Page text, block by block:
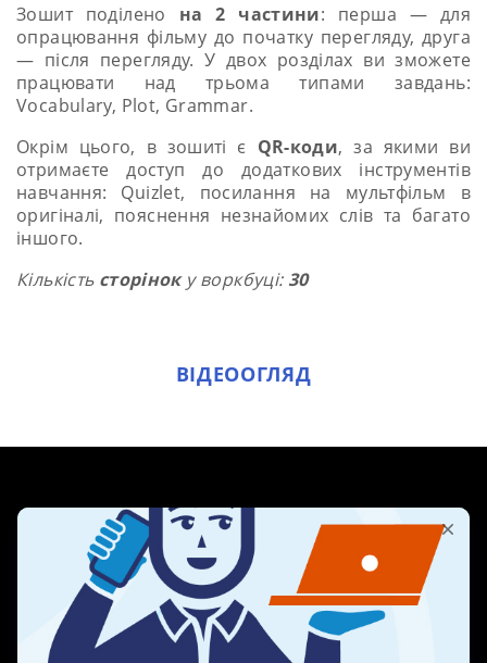
Зошит поділено на 2 частини: перша — для
опрацювання фільму до початку перегляду, друга
— після перегляду. У двох розділах ви зможете
працювати над трьома типами завдань:
Vocabulary, Plot, Grammar.
Окрім цього, в зошиті є QR-коди, за якими ви
отримаєте доступ до додаткових інструментів
навчання: Quizlet, посилання на мультфільм в
оригіналі, пояснення незнайомих слів та багато
іншого.
Кількість сторінок у воркбуці: 30
ВІДЕООГЛЯД